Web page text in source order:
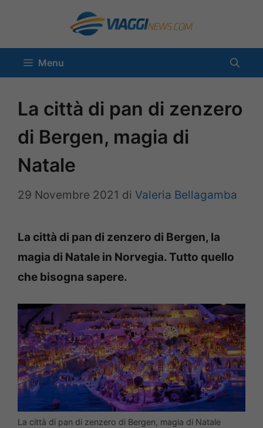
contenuto
Menu
La città di pan di zenzero
di Bergen, magia di
Natale
29 Novembre 2021 di Valeria Bellagamba
La città di pan di zenzero di Bergen, la
magia di Natale in Norvegia. Tutto quello
che bisogna sapere.
La città di pan di zenzero di Bergen, magia di Natale